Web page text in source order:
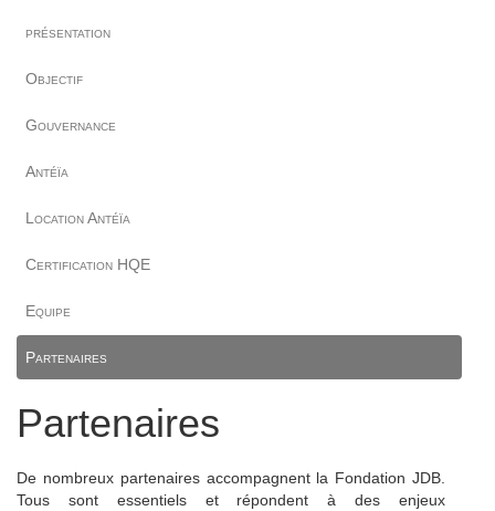
présentation
Objectif
Gouvernance
Antéïa
Location Antéïa
Certification HQE
Equipe
Partenaires
Partenaires
De nombreux partenaires accompagnent la Fondation JDB.
Tous sont essentiels et répondent à des enjeux